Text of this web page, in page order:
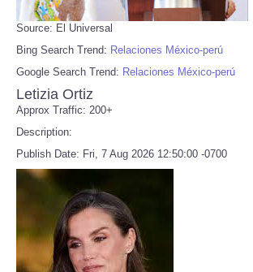
Source: El Universal
Bing Search Trend: Relaciones México-perú
Google Search Trend: Relaciones México-perú
Letizia Ortiz
Approx Traffic: 200+
Description:
Publish Date: Fri, 7 Aug 2026 12:50:00 -0700